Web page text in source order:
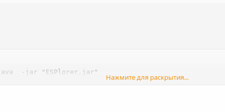
java  -jar "ESPlorer.jar"
java.lang.UnsupportedClassVersionError: ESPlorer/
Нажмите для раскрытия...